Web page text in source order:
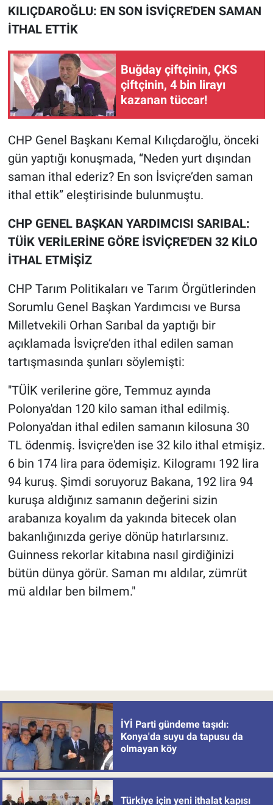
KILIÇDAROĞLU: EN SON İSVİÇRE'DEN SAMAN
İTHAL ETTİK
Buğday çiftçinin, ÇKS
çiftçinin, 4 bin lirayı
kazanan tüccar!
CHP Genel Başkanı Kemal Kılıçdaroğlu, önceki
gün yaptığı konuşmada, “Neden yurt dışından
saman ithal ederiz? En son İsviçre’den saman
ithal ettik” eleştirisinde bulunmuştu.
CHP GENEL BAŞKAN YARDIMCISI SARIBAL:
TÜİK VERİLERİNE GÖRE İSVİÇRE'DEN 32 KİLO
İTHAL ETMİŞİZ
CHP Tarım Politikaları ve Tarım Örgütlerinden
Sorumlu Genel Başkan Yardımcısı ve Bursa
Milletvekili Orhan Sarıbal da yaptığı bir
açıklamada İsviçre’den ithal edilen saman
tartışmasında şunları söylemişti:
"TÜİK verilerine göre, Temmuz ayında
Polonya'dan 120 kilo saman ithal edilmiş.
Polonya'dan ithal edilen samanın kilosuna 30
TL ödenmiş. İsviçre'den ise 32 kilo ithal etmişiz.
6 bin 174 lira para ödemişiz. Kilogramı 192 lira
94 kuruş. Şimdi soruyoruz Bakana, 192 lira 94
kuruşa aldığınız samanın değerini sizin
arabanıza koyalım da yakında bitecek olan
bakanlığınızda geriye dönüp hatırlarsınız.
Guinness rekorlar kitabına nasıl girdiğinizi
bütün dünya görür. Saman mı aldılar, zümrüt
mü aldılar ben bilmem."
İYİ Parti gündeme taşıdı:
Konya'da suyu da tapusu da
olmayan köy
Türkiye için yeni ithalat kapısı